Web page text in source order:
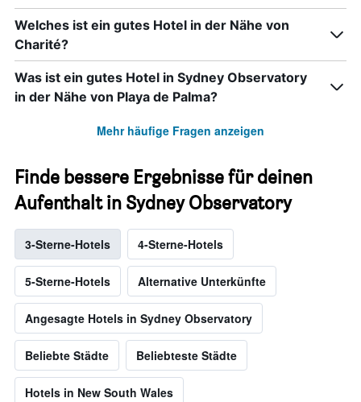
Welches ist ein gutes Hotel in der Nähe von
Charité?
Was ist ein gutes Hotel in Sydney Observatory
in der Nähe von Playa de Palma?
Mehr häufige Fragen anzeigen
Finde bessere Ergebnisse für deinen
Aufenthalt in Sydney Observatory
3-Sterne-Hotels 4-Sterne-Hotels
5-Sterne-Hotels Alternative Unterkünfte
Angesagte Hotels in Sydney Observatory
Beliebte Städte Beliebteste Städte
Hotels in New South Wales